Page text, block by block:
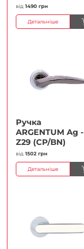
від 1490 грн
Детальніше
Ручка
ARGENTUM Ag -
Z29 (CP/BN)
від 1502 грн
Детальніше